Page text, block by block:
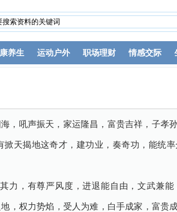
养生 运动户外 职场理财 情感交际
，吼声振天，家运隆昌，富贵吉祥，子孝孙
天揭地这奇才，建功业，奏奇功，能统
力，有尊严风度，进退能自由，文武兼
，权力势焰，受人为难，白手成家，富贵成